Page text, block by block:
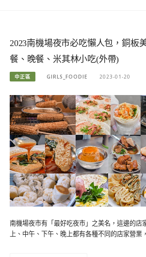
2023南機場夜市必吃懶人包，銅板
餐、晚餐、米其林小吃(外帶)
中正區 GIRLS_FOODIE 2023-01-20
南機場夜市有「最好吃夜市」之美名，這邊的店
上、中午、下午、晚上都有各種不同的店家營業